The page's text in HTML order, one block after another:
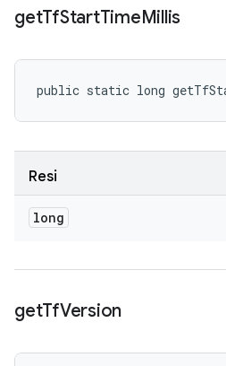
getTfStartTimeMillis
public static long
Resi
long
getTfVersion